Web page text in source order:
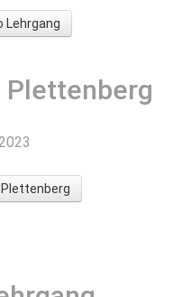
Lehrgang
Plettenberg
Plettenberg